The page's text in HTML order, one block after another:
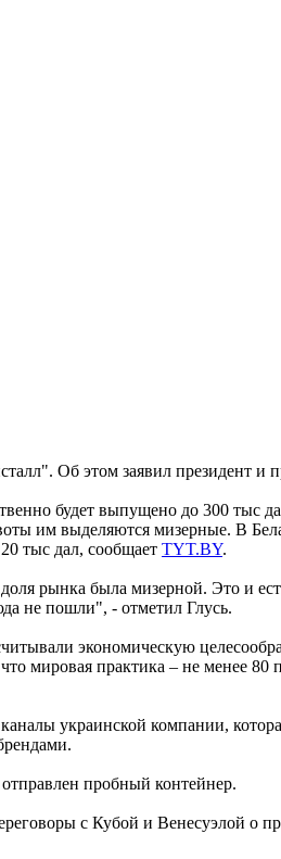
Об этом заявил президент и
будет выпущено до 300 тыс
им выделяются мизерные. В
тыс дал, сообщает TYT.BY.
рынка была мизерной. Это и
не пошли", - отметил Глусь.
экономическую
мировая практика – не менее 80
украинской компании,
пробный контейнер.
с Кубой и Венесуэлой о